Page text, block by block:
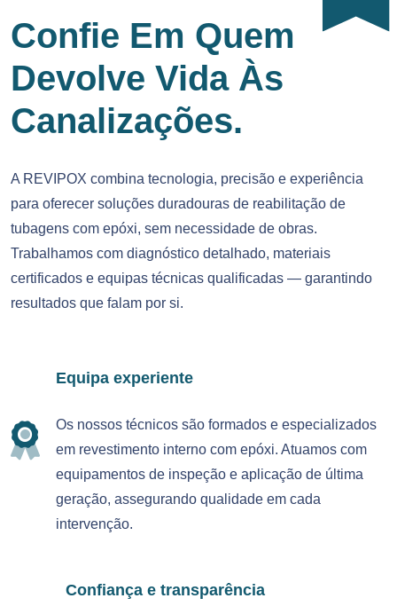
Confie Em Quem
Devolve Vida Às
Canalizações.
A REVIPOX combina tecnologia, precisão e experiência
para oferecer soluções duradouras de reabilitação de
tubagens com epóxi, sem necessidade de obras.
Trabalhamos com diagnóstico detalhado, materiais
certificados e equipas técnicas qualificadas — garantindo
resultados que falam por si.
Equipa experiente
Os nossos técnicos são formados e especializados
em revestimento interno com epóxi. Atuamos com
equipamentos de inspeção e aplicação de última
geração, assegurando qualidade em cada
intervenção.
Confiança e transparência